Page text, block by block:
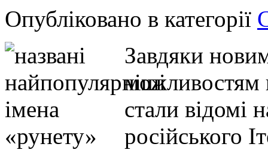
Опубліковано в категорії
Завдяки
можливостям
стали відомі
російського